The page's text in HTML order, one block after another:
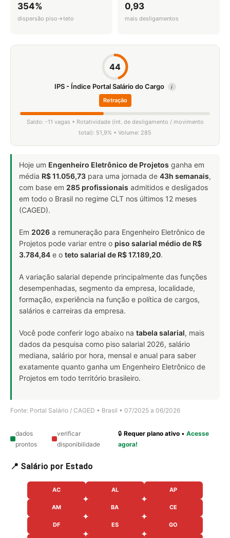
354%
dispersão piso→teto
0,93
mais desligamentos
44
IPS - Índice Portal Salário do Cargo i
Retração
Saldo: -11 vagas • Rotatividade (int. de desligamento / movimento
total): 51,9% • Volume: 285
Hoje um Engenheiro Eletrônico de Projetos ganha em
média R$ 11.056,73 para uma jornada de 43h semanais,
com base em 285 profissionais admitidos e desligados
em todo o Brasil no regime CLT nos últimos 12 meses
(CAGED).
Em 2026 a remuneração para Engenheiro Eletrônico de
Projetos pode variar entre o piso salarial médio de R$
3.784,84 e o teto salarial de R$ 17.189,20.
A variação salarial depende principalmente das funções
desempenhadas, segmento da empresa, localidade,
formação, experiência na função e política de cargos,
salários e carreiras da empresa.
Você pode conferir logo abaixo na tabela salarial, mais
dados da pesquisa como piso salarial 2026, salário
mediana, salário por hora, mensal e anual para saber
exatamente quanto ganha um Engenheiro Eletrônico de
Projetos em todo território brasileiro.
Fonte: Portal Salário / CAGED • Brasil • 07/2025 a 06/2026
dados
prontos
verificar
disponibilidade
🔒Requer plano ativo •Acesse
agora!
📍 Salário por Estado
AC AL AP
AM BA CE
DF ES GO